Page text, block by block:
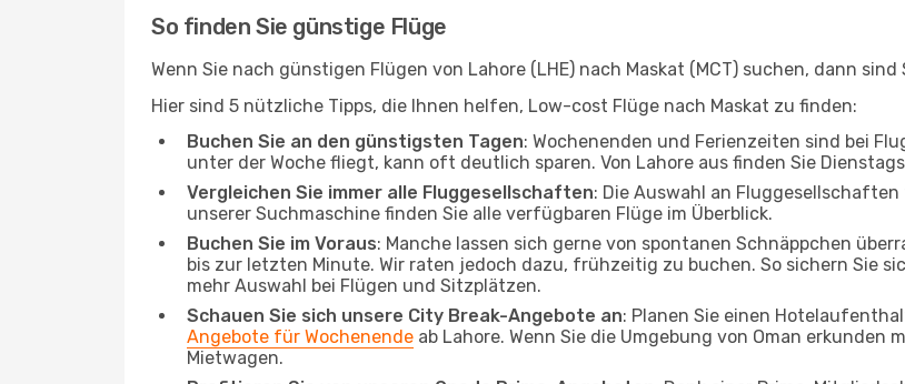
So finden Sie günstige Flüge
Wenn Sie nach günstigen Flügen von Lahore (LHE) nach Maskat (MCT) suchen, dann
Hier sind 5 nützliche Tipps, die Ihnen helfen, Low-cost Flüge nach Maskat zu finden:
Buchen Sie an den günstigsten Tagen: Wochenenden und Ferienzeiten sind bei
unter der Woche fliegt, kann oft deutlich sparen. Von Lahore aus finden Sie
Vergleichen Sie immer alle Fluggesellschaften: Die Auswahl an
unserer Suchmaschine finden Sie alle verfügbaren Flüge im Überblick.
Buchen Sie im Voraus: Manche lassen sich gerne von spontanen Schnäppchen
bis zur letzten Minute. Wir raten jedoch dazu, frühzeitig zu buchen. So sichern Sie
mehr Auswahl bei Flügen und Sitzplätzen.
Schauen Sie sich unsere City Break-Angebote an: Planen Sie einen
Angebote für Wochenende ab Lahore. Wenn Sie die Umgebung von Oman erkunden
Mietwagen.